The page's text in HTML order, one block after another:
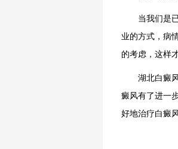
当我们是已
业的方式，病
的考虑，这样
湖北白癜风
癜风有了进一
好地治疗白癜